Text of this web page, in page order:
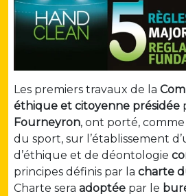
Les premiers travaux de la
éthique et citoyenne présidée
Fourneyron, ont porté,
du sport, sur l’établissement
d’éthique et de déontologie
principes définis par la charte
Charte sera adoptée par le